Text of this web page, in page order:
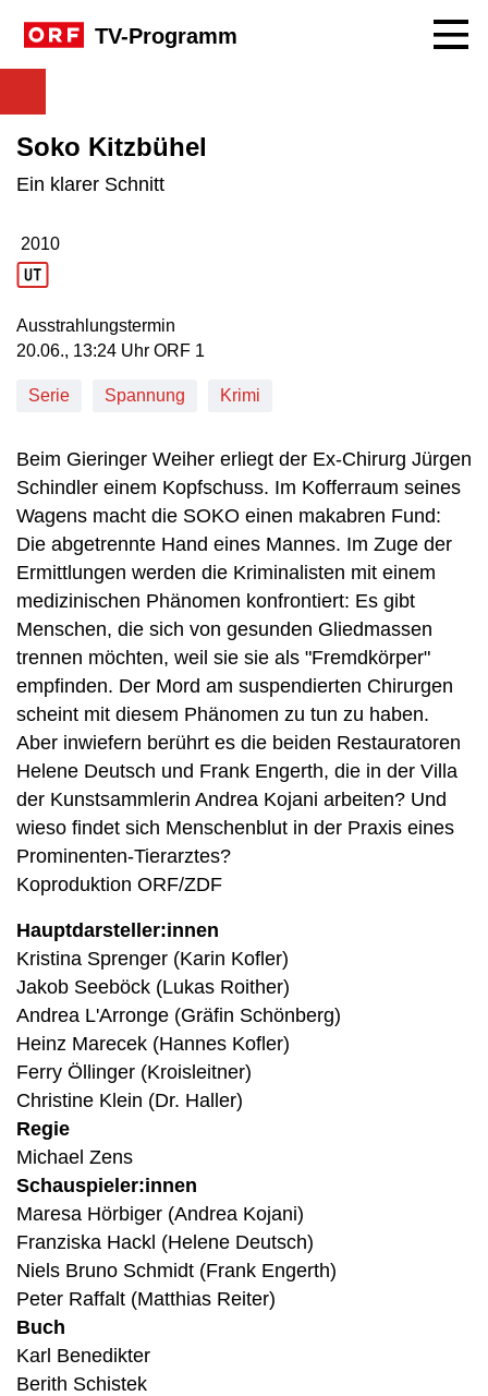
TV-Programm
Soko Kitzbühel
Ein klarer Schnitt
Produktionsjahr: 2010
2010
Ausstrahlungstermin
20. Juni, 13:24 Uhr in ORF 1
20.06., 13:24 Uhr ORF 1
Serie Spannung Krimi
Beim Gieringer Weiher erliegt der Ex-Chirurg Jürgen
Schindler einem Kopfschuss. Im Kofferraum seines
Wagens macht die SOKO einen makabren Fund:
Die abgetrennte Hand eines Mannes. Im Zuge der
Ermittlungen werden die Kriminalisten mit einem
medizinischen Phänomen konfrontiert: Es gibt
Menschen, die sich von gesunden Gliedmassen
trennen möchten, weil sie sie als "Fremdkörper"
empfinden. Der Mord am suspendierten Chirurgen
scheint mit diesem Phänomen zu tun zu haben.
Aber inwiefern berührt es die beiden Restauratoren
Helene Deutsch und Frank Engerth, die in der Villa
der Kunstsammlerin Andrea Kojani arbeiten? Und
wieso findet sich Menschenblut in der Praxis eines
Prominenten-Tierarztes?
Koproduktion ORF/ZDF
Hauptdarsteller:innen
Kristina Sprenger (Karin Kofler)
Jakob Seeböck (Lukas Roither)
Andrea L'Arronge (Gräfin Schönberg)
Heinz Marecek (Hannes Kofler)
Ferry Öllinger (Kroisleitner)
Christine Klein (Dr. Haller)
Regie
Michael Zens
Schauspieler:innen
Maresa Hörbiger (Andrea Kojani)
Franziska Hackl (Helene Deutsch)
Niels Bruno Schmidt (Frank Engerth)
Peter Raffalt (Matthias Reiter)
Buch
Karl Benedikter
Berith Schistek